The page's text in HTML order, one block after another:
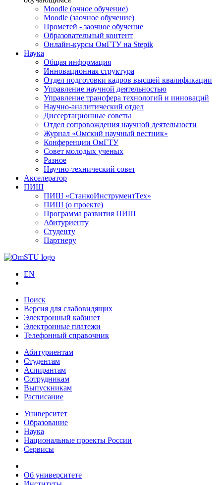
Moodle (очное обучение)
Moodle (заочное обучение)
Прометей - заочное обучение
Образовательный контент
Онлайн-курсы ОмГТУ на Stepik
Наука
Общая информация
Инновационная структура
Отдел подготовки кадров высшей квалификации
Управление научной деятельностью
Управление трансфера технологий и инноваций
Научно-аналитический отдел
Диссертационные советы
Отдел сопровождения научной деятельности
Журнал «Омский научный вестник»
Конференции ОмГТУ
Совет молодых ученых
Разное
Научно-технический совет
Акселератор
ПИШ
ПИШ «СтанкоИнструментТех»
ПИШ (о проекте)
Программа развития ПИШ
Абитуриенту
Студенту
Партнеру
EN
Поиск
Версия для слабовидящих
Электронный кабинет
Электронные платежи
Телефонный справочник
Абитуриентам
Студентам
Аспирантам
Сотрудникам
Выпускникам
Расписание
Университет
Образование
Наука
Национальные проекты России
Сервисы
Об университете